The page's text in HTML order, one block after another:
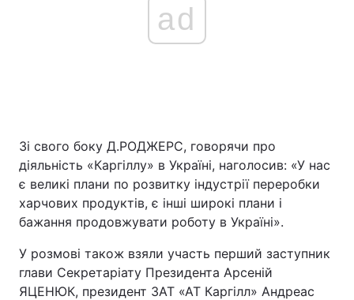
ad
Зі свого боку Д.РОДЖЕРС, говорячи про
діяльність «Каргіллу» в Україні, наголосив: «У нас
є великі плани по розвитку індустрії переробки
харчових продуктів, є інші широкі плани і
бажання продовжувати роботу в Україні».
У розмові також взяли участь перший заступник
глави Секретаріату Президента Арсеній
ЯЦЕНЮК, президент ЗАТ «АТ Каргілл» Андреас